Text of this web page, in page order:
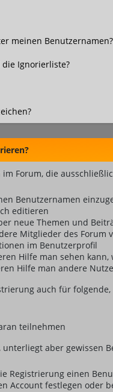
meinen Benutzernamen?
Ignorierliste?
Forum, die
Benutzernamen
editieren
neue Themen und
Mitglieder des Forum
im Benutzerprofil
Hilfe man sehen
Hilfe man andere
auch für
teilnehmen
aber gewissen
Registrierung einen
Account festlegen oder